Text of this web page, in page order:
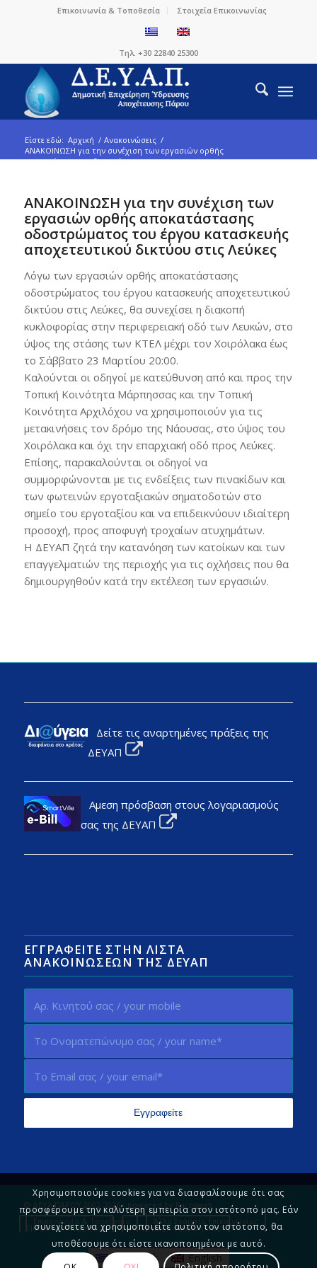
Επικοινωνία & Τοποθεσία Στοιχεία Επικοινωνίας
Τηλ. +30 22840 25300
Είστε εδώ: Αρχική / Ανακοινώσεις /
ΑΝΑΚΟΙΝΩΣΗ για την συνέχιση των εργασιών ορθής
αποκατάστασης οδοστρώματος τ...
ΑΝΑΚΟΙΝΩΣΗ για την συνέχιση των
εργασιών ορθής αποκατάστασης
οδοστρώματος του έργου κατασκευής
αποχετευτικού δικτύου στις Λεύκες
Λόγω των εργασιών ορθής αποκατάστασης
οδοστρώματος του έργου κατασκευής αποχετευτικού
δικτύου στις Λεύκες, θα συνεχίσει η διακοπή
κυκλοφορίας στην περιφερειακή οδό των Λευκών, στο
ύψος της στάσης των ΚΤΕΛ μέχρι τον Χοιρόλακα έως
το Σάββατο 23 Μαρτίου 20:00.
Καλούνται οι οδηγοί με κατεύθυνση από και προς την
Τοπική Κοινότητα Μάρπησσας και την Τοπική
Κοινότητα Αρχιλόχου να χρησιμοποιούν για τις
μετακινήσεις τον δρόμο της Νάουσας, στο ύψος του
Χοιρόλακα και όχι την επαρχιακή οδό προς Λεύκες.
Επίσης, παρακαλούνται οι οδηγοί να
συμμορφώνονται με τις ενδείξεις των πινακίδων και
των φωτεινών εργοταξιακών σηματοδοτών στο
σημείο του εργοταξίου και να επιδεικνύουν ιδιαίτερη
προσοχή, προς αποφυγή τροχαίων ατυχημάτων.
Η ΔΕΥΑΠ ζητά την κατανόηση των κατοίκων και των
επαγγελματιών της περιοχής για τις οχλήσεις που θα
δημιουργηθούν κατά την εκτέλεση των εργασιών.
Δείτε τις αναρτημένες πράξεις της
ΔΕΥΑΠ
Αμεση πρόσβαση στους λογαριασμούς
σας της ΔΕΥΑΠ
ΕΓΓΡΑΦΕΊΤΕ ΣΤΗΝ ΛΊΣΤΑ
ΑΝΑΚΟΙΝΏΣΕΩΝ ΤΗΣ ΔΕΥΑΠ
© ΔΕΥΑ ΠΑΡΟΥ 2002-2026 - powered by Parosweb
Επικοινωνία & Τοποθεσία
Άλλα Στοιχεία Επικοινωνίας
Πολιτική Απορρήτου Πείτε μας τη γνώμη σας!
Χρησιμοποιούμε cookies για να διασφαλίσουμε ότι σας
προσφέρουμε την καλύτερη εμπειρία στον ιστότοπό μας. Εάν
συνεχίσετε να χρησιμοποιείτε αυτόν τον ιστότοπο, θα
υποθέσουμε ότι είστε ικανοποιημένοι με αυτό.
Ελληνικά English